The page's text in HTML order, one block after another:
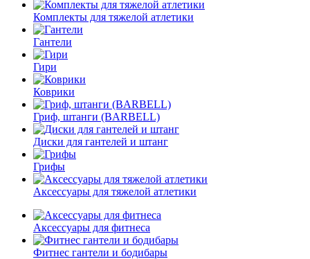
Комплекты для тяжелой атлетики
Гантели
Гири
Коврики
Гриф, штанги (BARBELL)
Диски для гантелей и штанг
Грифы
Аксессуары для тяжелой атлетики
Аксессуары для фитнеса
Фитнес гантели и бодибары